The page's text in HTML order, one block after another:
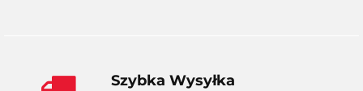
Szybka Wysyłka